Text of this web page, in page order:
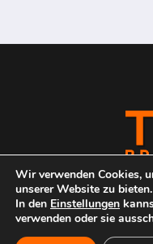
Copyright © 2026
Wir verwenden Cookies,
unserer Website zu bieten.
In den Einstellungen
verwenden oder sie